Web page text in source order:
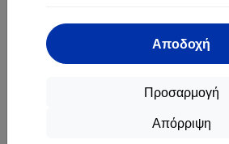
Αποδοχή
Προσαρμογή
Απόρριψη
Offline